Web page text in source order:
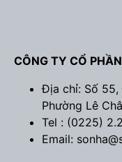
CÔNG TY CỔ
Địa chỉ: Số
Phường Lê
Tel : (0225)
Email: